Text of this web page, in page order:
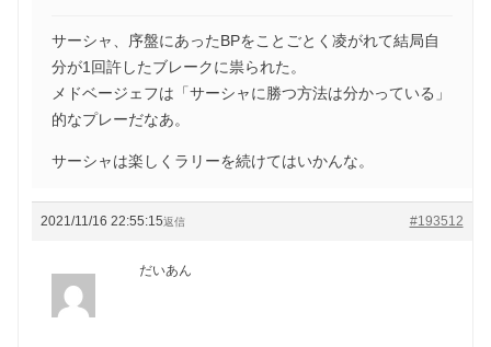
サーシャ、序盤にあったBPをことごとく凌がれて結局自
分が1回許したブレークに祟られた。
メドベージェフは「サーシャに勝つ方法は分かっている」
的なプレーだなあ。
サーシャは楽しくラリーを続けてはいかんな。
2021/11/16 22:55:15 #193512
返信
だいあん